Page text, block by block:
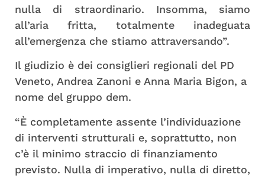
nulla di straordinario. Insomma, siamo
all’aria fritta, totalmente inadeguata
all’emergenza che stiamo attraversando”.
Il giudizio è dei consiglieri regionali del PD
Veneto, Andrea Zanoni e Anna Maria Bigon, a
nome del gruppo dem.
“È completamente assente l’individuazione
di interventi strutturali e, soprattutto, non
c’è il minimo straccio di finanziamento
previsto. Nulla di imperativo, nulla di diretto,